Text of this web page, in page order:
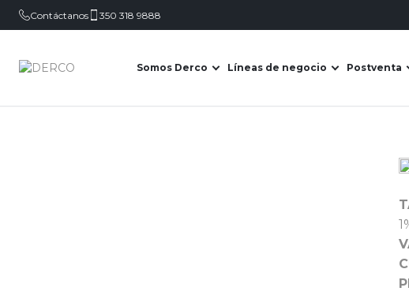
Contáctanos 350 318 9888
Somos Derco
Abrir submenú de Somos Derco
Líneas de negocio
Abrir
Postventa